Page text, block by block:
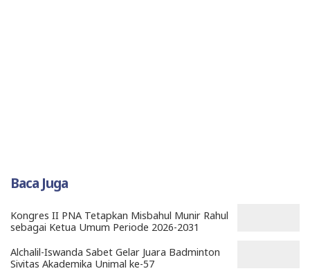
Baca Juga
Kongres II PNA Tetapkan Misbahul Munir Rahul
sebagai Ketua Umum Periode 2026-2031
Alchalil-Iswanda Sabet Gelar Juara Badminton
Sivitas Akademika Unimal ke-57